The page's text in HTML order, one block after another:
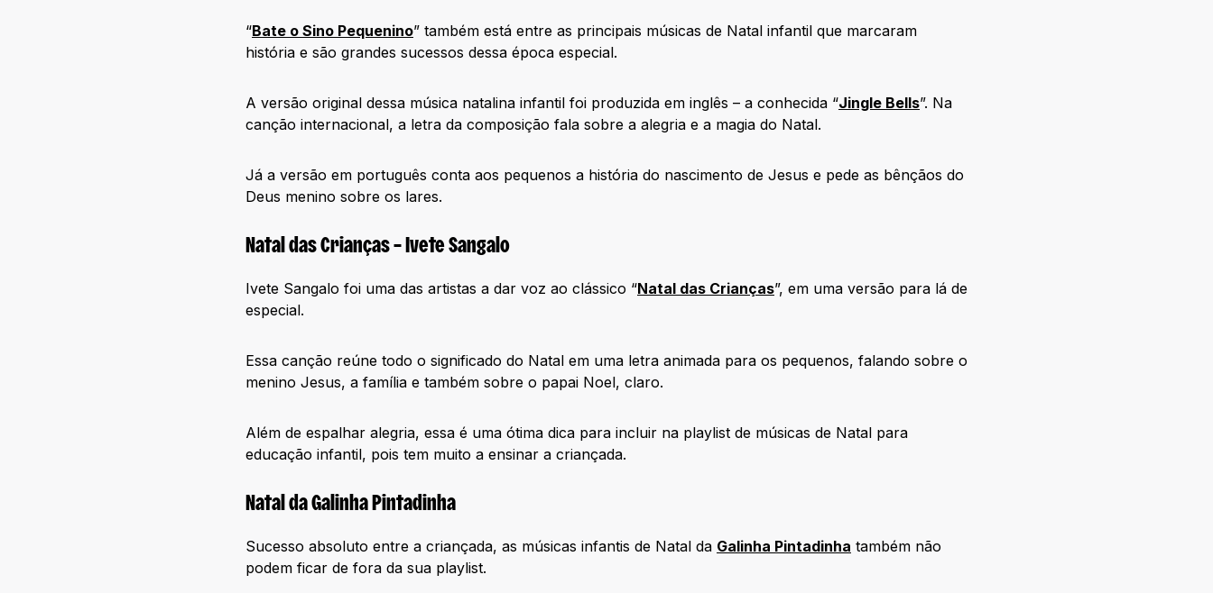
“Bate o Sino Pequenino” também está entre as principais músicas de Natal infantil que marcaram
história e são grandes sucessos dessa época especial.
A versão original dessa música natalina infantil foi produzida em inglês – a conhecida “Jingle Bells”. Na
canção internacional, a letra da composição fala sobre a alegria e a magia do Natal.
Já a versão em português conta aos pequenos a história do nascimento de Jesus e pede as bênçãos do
Deus menino sobre os lares.
Natal das Crianças – Ivete Sangalo
Ivete Sangalo foi uma das artistas a dar voz ao clássico “Natal das Crianças”, em uma versão para lá de
especial.
Essa canção reúne todo o significado do Natal em uma letra animada para os pequenos, falando sobre o
menino Jesus, a família e também sobre o papai Noel, claro.
Além de espalhar alegria, essa é uma ótima dica para incluir na playlist de músicas de Natal para
educação infantil, pois tem muito a ensinar a criançada.
Natal da Galinha Pintadinha
Sucesso absoluto entre a criançada, as músicas infantis de Natal da Galinha Pintadinha também não
podem ficar de fora da sua playlist.